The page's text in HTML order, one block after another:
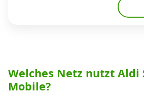
Welches Netz nutzt Aldi
Mobile?